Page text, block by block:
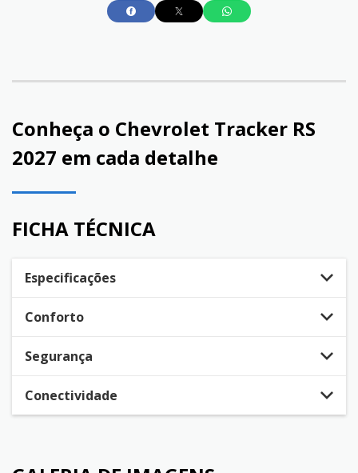
Conheça o Chevrolet Tracker RS
2027 em cada detalhe
FICHA TÉCNICA
Especificações
Conforto
Segurança
Conectividade